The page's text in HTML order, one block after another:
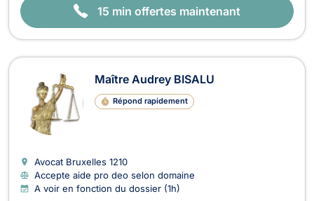
15 min offertes maintenant
Maître Audrey BISALU
Répond rapidement
Avocat Bruxelles 1210
Accepte aide pro deo selon domaine
A voir en fonction du dossier (1h)